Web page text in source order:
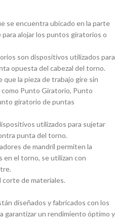
se encuentra ubicado en la parte
alojar los puntos giratorios o
son dispositivos utilizados para
opuesta del cabezal del torno.
la pieza de trabajo gire sin
Punto Giratorio, Punto
giratorio de puntas
utilizados para sujetar
punta del torno.
de mandril permiten la
en el torno, se utilizan con
corte de materiales.
diseñados y fabricados con los
garantizar un rendimiento óptimo y